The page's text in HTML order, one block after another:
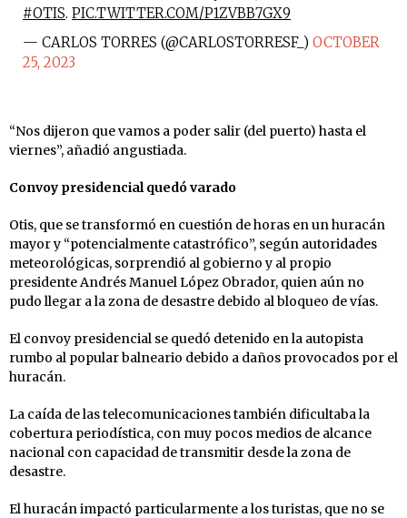
#OTIS. PIC.TWITTER.COM/P1ZVBB7GX9
— CARLOS TORRES (@CARLOSTORRESF_) OCTOBER
25, 2023
“Nos dijeron que vamos a poder salir (del puerto) hasta el
viernes”, añadió angustiada.
Convoy presidencial quedó varado
Otis, que se transformó en cuestión de horas en un huracán
mayor y “potencialmente catastrófico”, según autoridades
meteorológicas, sorprendió al gobierno y al propio
presidente Andrés Manuel López Obrador, quien aún no
pudo llegar a la zona de desastre debido al bloqueo de vías.
El convoy presidencial se quedó detenido en la autopista
rumbo al popular balneario debido a daños provocados por el
huracán.
La caída de las telecomunicaciones también dificultaba la
cobertura periodística, con muy pocos medios de alcance
nacional con capacidad de transmitir desde la zona de
desastre.
El huracán impactó particularmente a los turistas, que no se